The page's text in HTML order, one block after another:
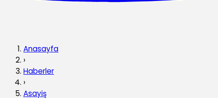
Anasayfa
›
Haberler
›
Asayiş